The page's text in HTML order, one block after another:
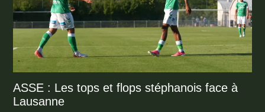
ASSE : Les tops et flops stéphanois face à
Lausanne